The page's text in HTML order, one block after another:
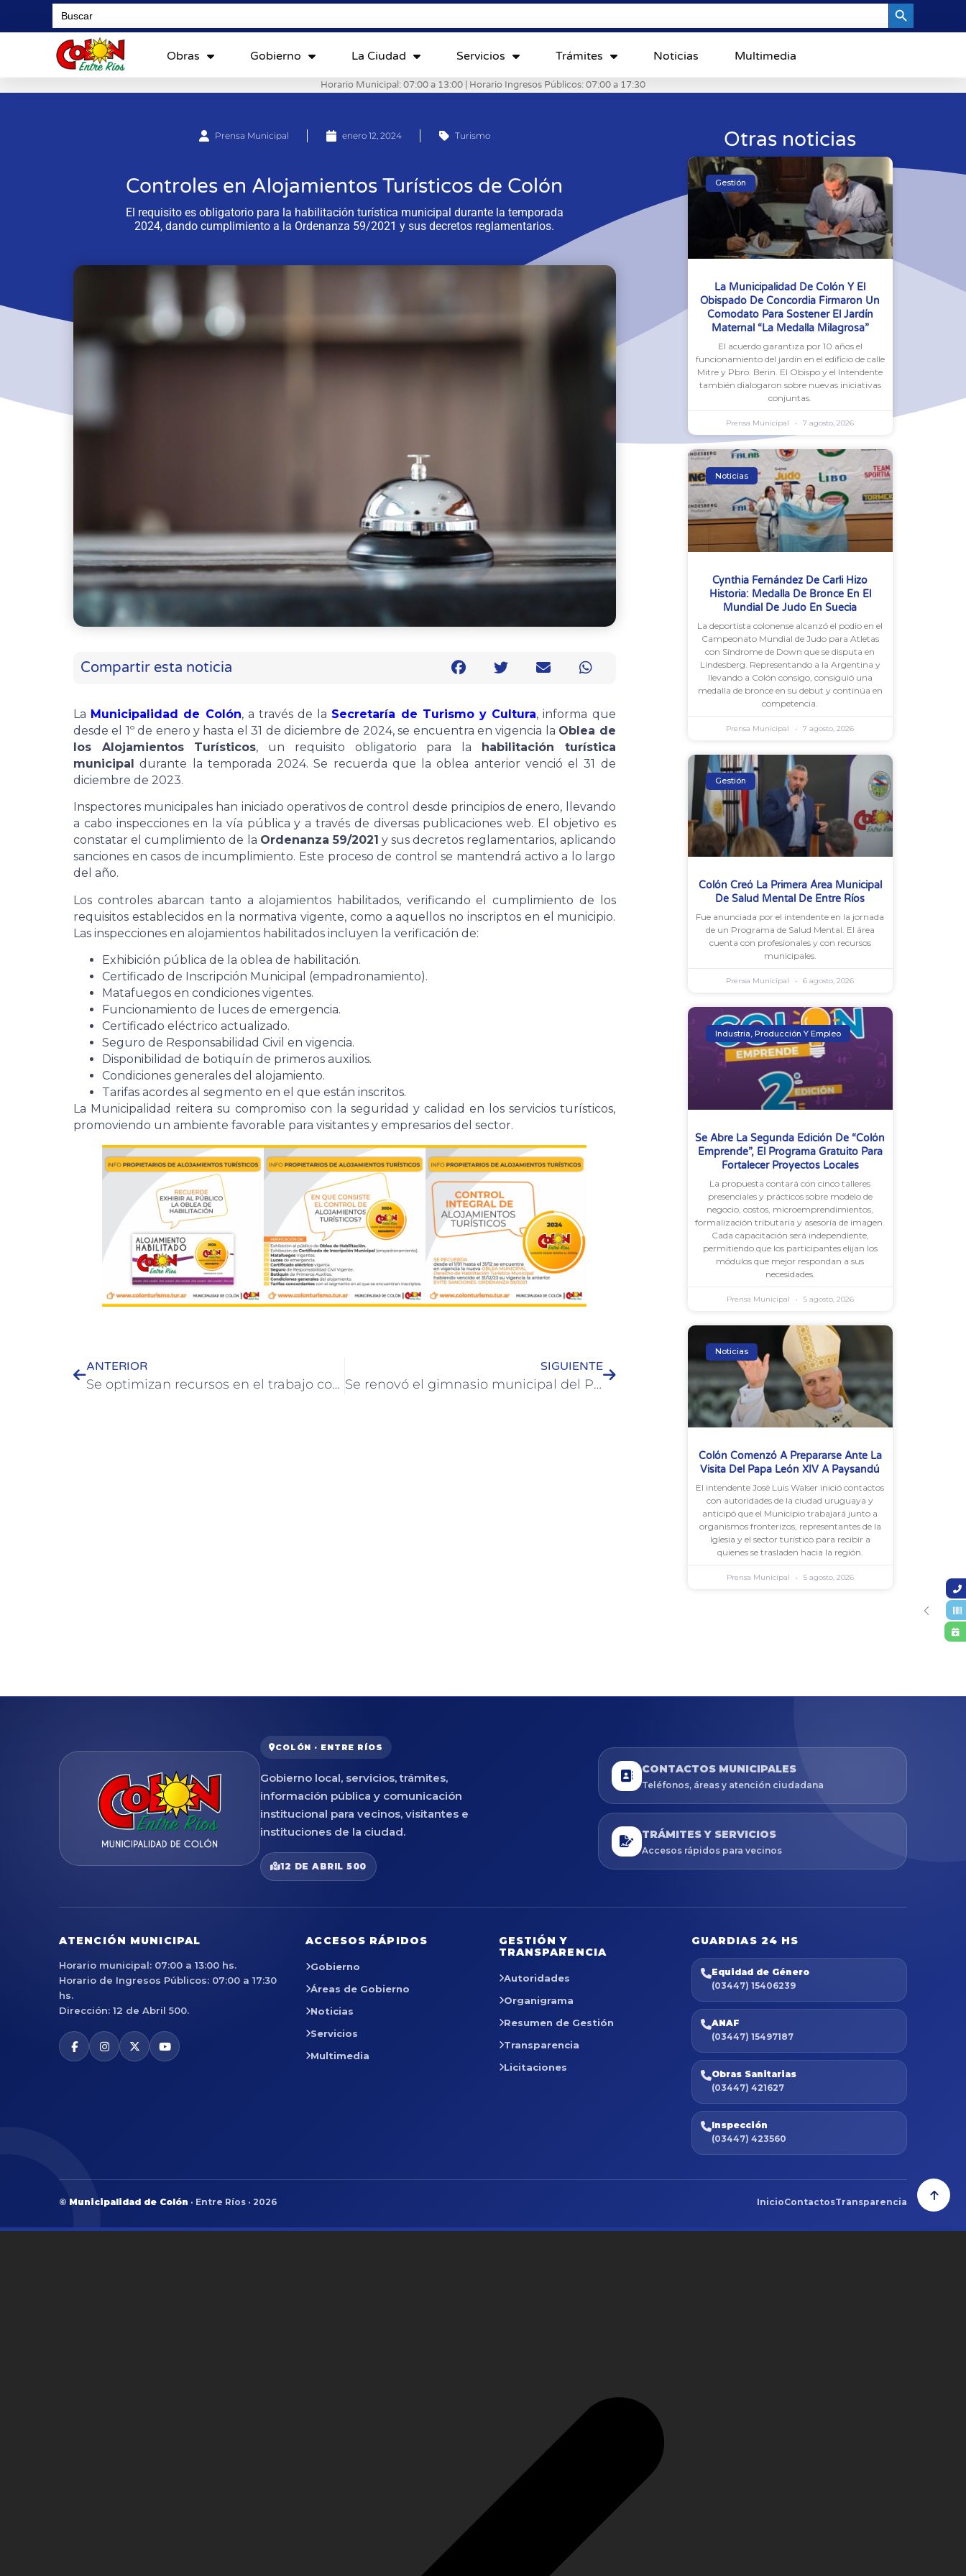
Search
for:
Obras Gobierno La Ciudad Servicios Trámites Noticias Multimedia
Horario Municipal: 07:00 a 13:00 | Horario Ingresos Públicos: 07:00 a 17:30
Prensa Municipal enero 12, 2024 Turismo
Controles en Alojamientos Turísticos de Colón
El requisito es obligatorio para la habilitación turística municipal durante la temporada
2024, dando cumplimiento a la Ordenanza 59/2021 y sus decretos reglamentarios.
Compartir esta noticia
La Municipalidad de Colón, a través de la Secretaría de Turismo y Cultura, informa que
desde el 1º de enero y hasta el 31 de diciembre de 2024, se encuentra en vigencia la Oblea de
los Alojamientos Turísticos, un requisito obligatorio para la habilitación turística
municipal durante la temporada 2024. Se recuerda que la oblea anterior venció el 31 de
diciembre de 2023.
Inspectores municipales han iniciado operativos de control desde principios de enero, llevando
a cabo inspecciones en la vía pública y a través de diversas publicaciones web. El objetivo es
constatar el cumplimiento de la Ordenanza 59/2021 y sus decretos reglamentarios, aplicando
sanciones en casos de incumplimiento. Este proceso de control se mantendrá activo a lo largo
del año.
Los controles abarcan tanto a alojamientos habilitados, verificando el cumplimiento de los
requisitos establecidos en la normativa vigente, como a aquellos no inscriptos en el municipio.
Las inspecciones en alojamientos habilitados incluyen la verificación de:
Exhibición pública de la oblea de habilitación.
Certificado de Inscripción Municipal (empadronamiento).
Matafuegos en condiciones vigentes.
Funcionamiento de luces de emergencia.
Certificado eléctrico actualizado.
Seguro de Responsabilidad Civil en vigencia.
Disponibilidad de botiquín de primeros auxilios.
Condiciones generales del alojamiento.
Tarifas acordes al segmento en el que están inscritos.
La Municipalidad reitera su compromiso con la seguridad y calidad en los servicios turísticos,
promoviendo un ambiente favorable para visitantes y empresarios del sector.
ANTERIOR
Se optimizan recursos en el trabajo conjunto de la Municipalidad con la policía
SIGUIENTE
Se renovó el gimnasio municipal del Parque Quirós
Otras noticias
Gestión
La Municipalidad De Colón Y El
Obispado De Concordia Firmaron Un
Comodato Para Sostener El Jardín
Maternal “La Medalla Milagrosa”
El acuerdo garantiza por 10 años el
funcionamiento del jardín en el edificio de calle
Mitre y Pbro. Berin. El Obispo y el Intendente
también dialogaron sobre nuevas iniciativas
conjuntas.
Prensa Municipal 7 agosto, 2026
Noticias
Cynthia Fernández De Carli Hizo
Historia: Medalla De Bronce En El
Mundial De Judo En Suecia
La deportista colonense alcanzó el podio en el
Campeonato Mundial de Judo para Atletas
con Síndrome de Down que se disputa en
Lindesberg. Representando a la Argentina y
llevando a Colón consigo, consiguió una
medalla de bronce en su debut y continúa en
competencia.
Prensa Municipal 7 agosto, 2026
Gestión
Colón Creó La Primera Área Municipal
De Salud Mental De Entre Ríos
Fue anunciada por el intendente en la jornada
de un Programa de Salud Mental. El área
cuenta con profesionales y con recursos
municipales.
Prensa Municipal 6 agosto, 2026
Industria, Producción Y Empleo
Se Abre La Segunda Edición De “Colón
Emprende”, El Programa Gratuito Para
Fortalecer Proyectos Locales
La propuesta contará con cinco talleres
presenciales y prácticos sobre modelo de
negocio, costos, microemprendimientos,
formalización tributaria y asesoría de imagen.
Cada capacitación será independiente,
permitiendo que los participantes elijan los
módulos que mejor respondan a sus
necesidades.
Prensa Municipal 5 agosto, 2026
Noticias
Colón Comenzó A Prepararse Ante La
Visita Del Papa León XIV A Paysandú
El intendente José Luis Walser inició contactos
con autoridades de la ciudad uruguaya y
anticipó que el Municipio trabajará junto a
organismos fronterizos, representantes de la
Iglesia y el sector turístico para recibir a
quienes se trasladen hacia la región.
Prensa Municipal 5 agosto, 2026
COLÓN · ENTRE RÍOS
Gobierno local, servicios, trámites,
información pública y comunicación
institucional para vecinos, visitantes e
instituciones de la ciudad.
12 DE ABRIL 500
CONTACTOS MUNICIPALES
Teléfonos, áreas y atención ciudadana
TRÁMITES Y SERVICIOS
Accesos rápidos para vecinos
ATENCIÓN MUNICIPAL
Horario municipal: 07:00 a 13:00 hs.
Horario de Ingresos Públicos: 07:00 a 17:30
hs.
Dirección: 12 de Abril 500.
ACCESOS RÁPIDOS
Gobierno
Áreas de Gobierno
Noticias
Servicios
Multimedia
GESTIÓN Y
TRANSPARENCIA
Autoridades
Organigrama
Resumen de Gestión
Transparencia
Licitaciones
GUARDIAS 24 HS
Equidad de Género
(03447) 15406239
ANAF
(03447) 15497187
Obras Sanitarias
(03447) 421627
Inspección
(03447) 423560
© Municipalidad de Colón · Entre Ríos · 2026 InicioContactosTransparencia